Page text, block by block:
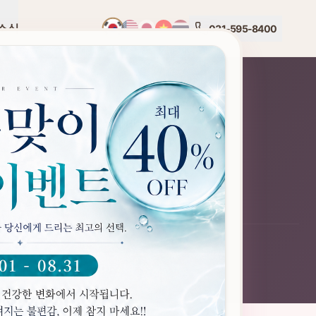
식 031-595-8400
메디피아 빌딩)
LEGAL INFORMATION
사업자등록번호: 132-90-25046
대표자: 대표원장 한상철
개인정보처리방침이용약관